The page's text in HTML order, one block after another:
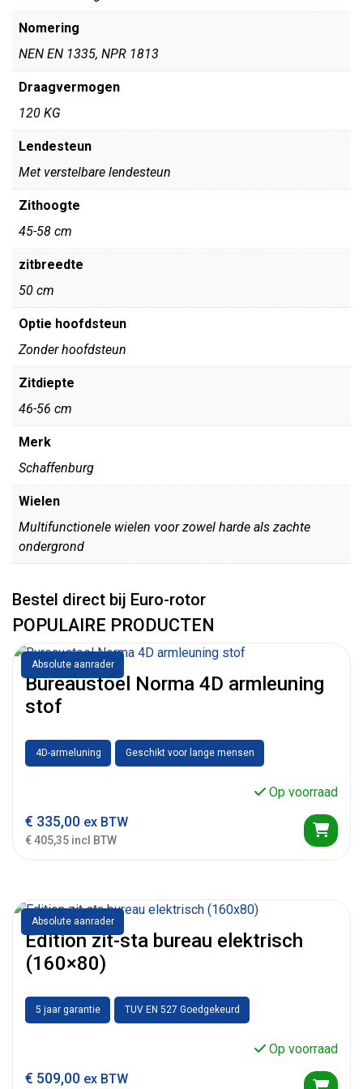
Nomering
NEN EN 1335, NPR 1813
Draagvermogen
120 KG
Lendesteun
Met verstelbare lendesteun
Zithoogte
45-58 cm
zitbreedte
50 cm
Optie hoofdsteun
Zonder hoofdsteun
Zitdiepte
46-56 cm
Merk
Schaffenburg
Wielen
Multifunctionele wielen voor zowel harde als zachte
ondergrond
Bestel direct bij Euro-rotor
POPULAIRE PRODUCTEN
Absolute aanrader
Bureaustoel Norma 4D armleuning
stof
4D-armeluning Geschikt voor lange mensen
Op voorraad
€ 335,00 ex BTW
€ 405,35 incl BTW
Absolute aanrader
Edition zit-sta bureau elektrisch
(160×80)
5 jaar garantie TUV EN 527 Goedgekeurd
Op voorraad
€ 509,00 ex BTW